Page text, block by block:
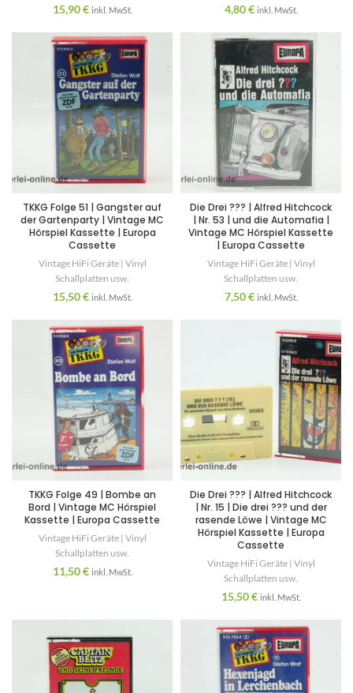
15,90€ inkl. MwSt. 4,80€ inkl. MwSt.
TKKG Folge 51 | Gangster auf
der Gartenparty | Vintage MC
Hörspiel Kassette | Europa
Cassette
Vintage HiFi Geräte | Vinyl
Schallplatten usw.
15,50€ inkl. MwSt.
Die Drei ??? | Alfred Hitchcock
| Nr. 53 | und die Automafia |
Vintage MC Hörspiel Kassette
| Europa Cassette
Vintage HiFi Geräte | Vinyl
Schallplatten usw.
7,50€ inkl. MwSt.
TKKG Folge 49 | Bombe an
Bord | Vintage MC Hörspiel
Kassette | Europa Cassette
Vintage HiFi Geräte | Vinyl
Schallplatten usw.
11,50€ inkl. MwSt.
Die Drei ??? | Alfred Hitchcock
| Nr. 15 | Die drei ??? und der
rasende Löwe | Vintage MC
Hörspiel Kassette | Europa
Cassette
Vintage HiFi Geräte | Vinyl
Schallplatten usw.
15,50€ inkl. MwSt.